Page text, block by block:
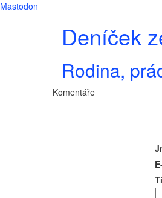
Mastodon
Deníček
Rodina,
Komentáře